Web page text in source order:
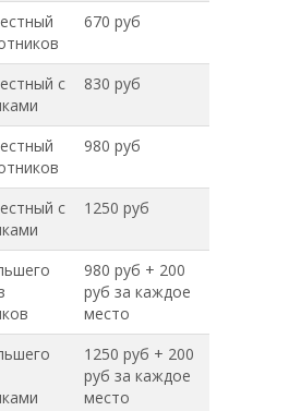
670 руб
с
830 руб
980 руб
с
1250 руб
980 руб + 200
руб за каждое
место
1250 руб + 200
руб за каждое
место